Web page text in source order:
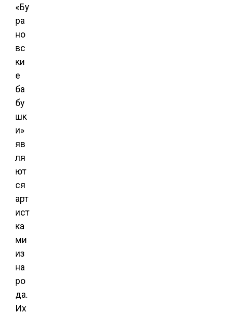
«Бу
ра
но
вс
ки
е
ба
бу
шк
и»
яв
ля
ют
ся
арт
ист
ка
ми
из
на
ро
да.
Их